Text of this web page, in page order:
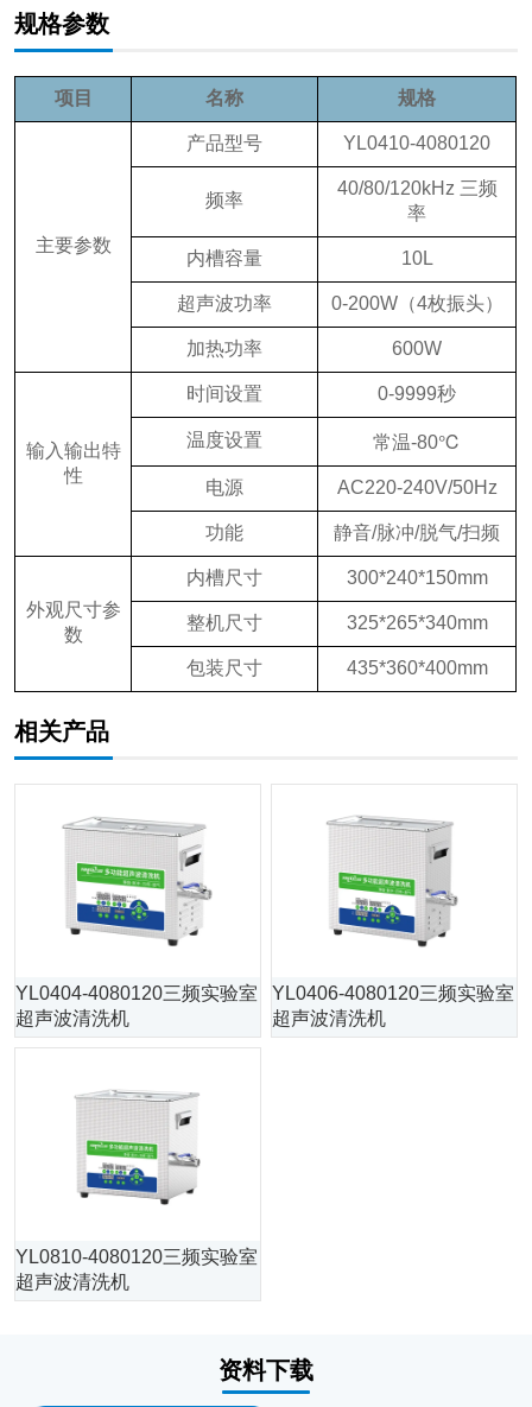
规格参数
项目 名称 规格
主要参数
产品型号 YL0410-4080120
频率
40/80/120kHz 三频
率
内槽容量 10L
超声波功率 0-200W（4枚振头）
加热功率 600W
输入输出特
性
时间设置 0-9999秒
温度设置 常温-80℃
电源 AC220-240V/50Hz
功能 静音/脉冲/脱气/扫频
外观尺寸参
数
内槽尺寸 300*240*150mm
整机尺寸 325*265*340mm
包装尺寸 435*360*400mm
相关产品
YL0404-4080120三频实验室
超声波清洗机
YL0406-4080120三频实验室
超声波清洗机
YL0810-4080120三频实验室
超声波清洗机
资料下载